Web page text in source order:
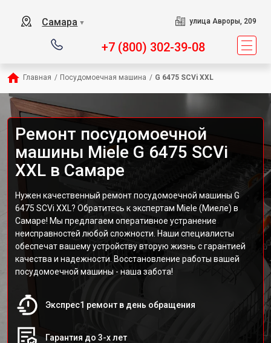
Самара ▼ улица Авроры, 209
+7 (800) 302-39-08
Главная / Посудомоечная машина / G 6475 SCVi XXL
Ремонт посудомоечной
машины Miele G 6475 SCVi
XXL в Самаре
Нужен качественный ремонт посудомоечной машины G
6475 SCVi XXL? Обратитесь к экспертам Miele (Миеле) в
Самаре! Мы предлагаем оперативное устранение
неисправностей любой сложности. Наши специалисты
обеспечат вашему устройству вторую жизнь с гарантией
качества и надежности. Восстановление работы вашей
посудомоечной машины - наша забота!
Экспрес1 ремонт в день обращения
Гарантия до 3-х лет